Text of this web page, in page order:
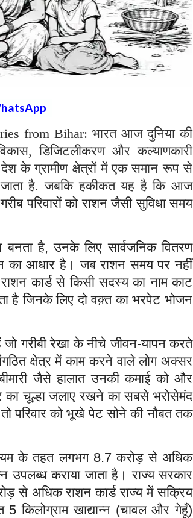
from Bihar: भारत आज दुनिया की
डिजिटलीकरण और कल्याणकारी
के ग्रामीण क्षेत्रों में एक समान रूप से
जाता है. जबकि हकीकत यह है कि आज
परिवारों को राशन जैसी सुविधा समय
है, उनके लिए सार्वजनिक वितरण
का आधार है। जब राशन समय पर नहीं
कार्ड से किसी सदस्य का नाम काट
है जिनके लिए दो वक़्त का भरपेट भोजन
जो गरीबी रेखा के नीचे जीवन-यापन करते
क्षेत्र में काम करने वाले लोग अक्सर
जैसे हालात उनकी कमाई को और
चूल्हा जलाए रखने का सबसे भरोसेमंद
तो परिवार को भूखे पेट सोने की नौबत तक
के तहत लगभग 8.7 करोड़ से अधिक
उपलब्ध कराया जाता है। राज्य सरकार
से अधिक राशन कार्ड राज्य में सक्रिय
5 किलोग्राम खाद्यान्न (चावल और गेहूँ)